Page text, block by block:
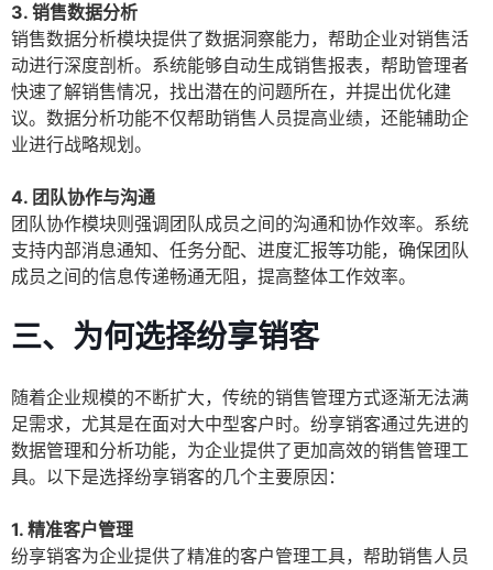
3. 销售数据分析
销售数据分析模块提供了数据洞察能力，帮助企业对销售活
动进行深度剖析。系统能够自动生成销售报表，帮助管理者
快速了解销售情况，找出潜在的问题所在，并提出优化建
议。数据分析功能不仅帮助销售人员提高业绩，还能辅助企
业进行战略规划。
4. 团队协作与沟通
团队协作模块则强调团队成员之间的沟通和协作效率。系统
支持内部消息通知、任务分配、进度汇报等功能，确保团队
成员之间的信息传递畅通无阻，提高整体工作效率。
三、为何选择纷享销客
随着企业规模的不断扩大，传统的销售管理方式逐渐无法满
足需求，尤其是在面对大中型客户时。纷享销客通过先进的
数据管理和分析功能，为企业提供了更加高效的销售管理工
具。以下是选择纷享销客的几个主要原因：
1. 精准客户管理
纷享销客为企业提供了精准的客户管理工具，帮助销售人员